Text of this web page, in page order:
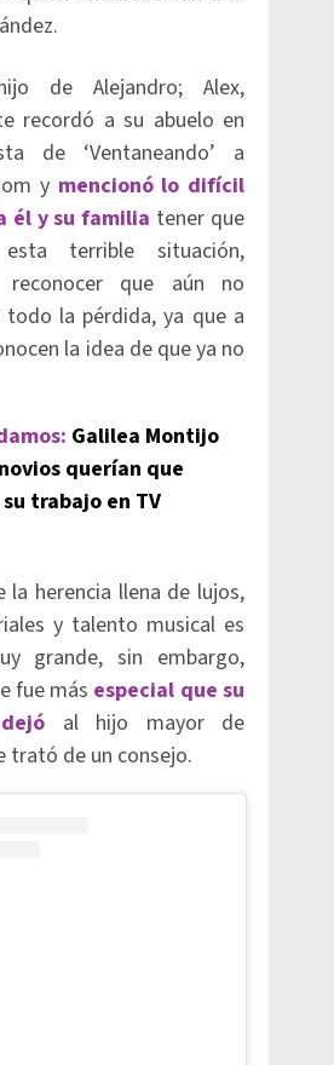
de Alejandro; Alex,
recordó a su abuelo en
de ‘Ventaneando’ a
y mencionó lo difícil
él y su familia tener que
terrible situación,
reconocer que aún no
todo la pérdida, ya que a
la idea de que ya no
Galilea Montijo
querían que
trabajo en TV
la herencia llena de lujos,
y talento musical es
grande, sin embargo,
fue más especial que su
al hijo mayor de
trató de un consejo.